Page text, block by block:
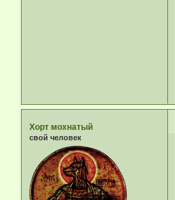
Хорт мохнатый
свой человек